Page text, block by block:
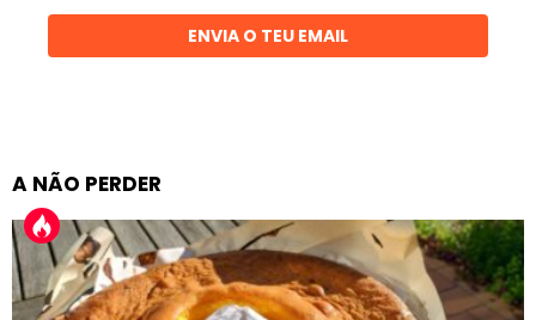
ENVIA O TEU EMAIL
A NÃO PERDER